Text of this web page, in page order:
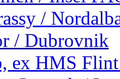
/
/ Dubrovnik
ex HMS